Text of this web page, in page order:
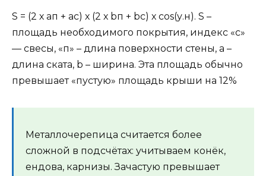
S = (2 х aп + aс) х (2 х bп + bс) х cos(у.н). S –
площадь необходимого покрытия, индекс «с»
— свесы, «п» – длина поверхности стены, а –
длина ската, b – ширина. Эта площадь обычно
превышает «пустую» площадь крыши на 12%
Металлочерепица считается более
сложной в подсчётах: учитываем конёк,
ендова, карнизы. Зачастую превышает